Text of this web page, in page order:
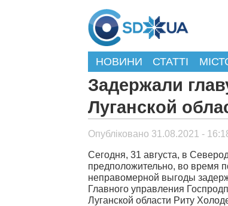
НОВИНИ СТАТТІ
Задержали
Луганской
Опубліковано 31.08.2021 -
Сегодня, 31 августа, в
предположительно, во время
неправомерной выгоды
Главного управления
Луганской области Риту